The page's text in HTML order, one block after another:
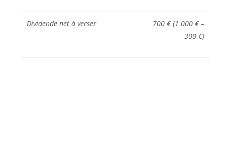
Dividende net à verser
700 € (1 000 € –
300 €)